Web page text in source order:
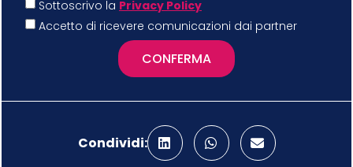
Sottoscrivo la Privacy Policy
Accetto di ricevere comunicazioni dai partner
CONFERMA
Condividi: